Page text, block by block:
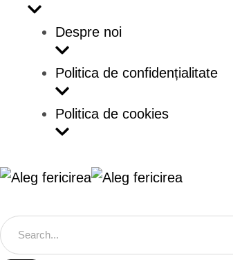
Despre noi
Politica de confidențialitate
Politica de cookies